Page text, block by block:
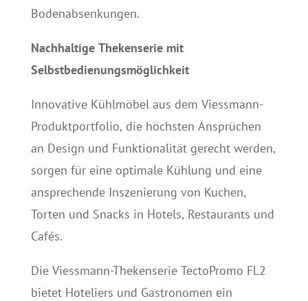
Bodenabsenkungen.
Nachhaltige Thekenserie mit
Selbstbedienungsmöglichkeit
Innovative Kühlmöbel aus dem Viessmann-
Produktportfolio, die höchsten Ansprüchen
an Design und Funktionalität gerecht werden,
sorgen für eine optimale Kühlung und eine
ansprechende Inszenierung von Kuchen,
Torten und Snacks in Hotels, Restaurants und
Cafés.
Die Viessmann-Thekenserie TectoPromo FL2
bietet Hoteliers und Gastronomen ein